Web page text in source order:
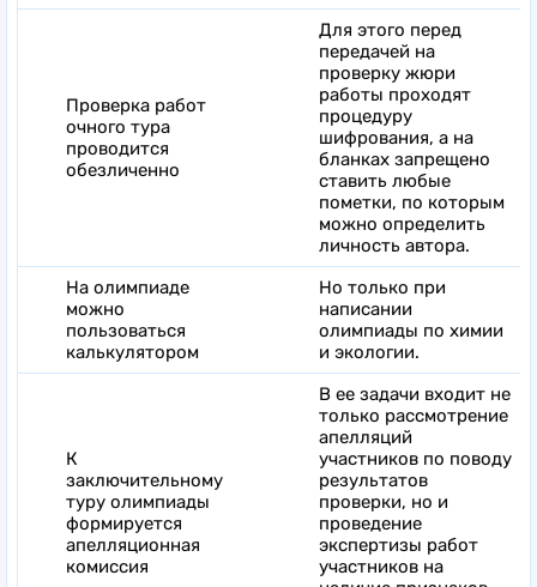
Проверка работ
очного тура
проводится
обезличенно
Для этого перед
передачей на
проверку жюри
работы проходят
процедуру
шифрования, а на
бланках запрещено
ставить любые
пометки, по которым
можно определить
личность автора.
На олимпиаде
можно
пользоваться
калькулятором
Но только при
написании
олимпиады по химии
и экологии.
К
заключительному
туру олимпиады
формируется
апелляционная
комиссия
В ее задачи входит не
только рассмотрение
апелляций
участников по поводу
результатов
проверки, но и
проведение
экспертизы работ
участников на